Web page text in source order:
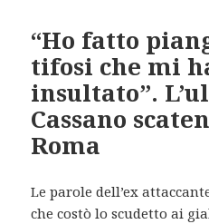
“Ho fatto
tifosi che mi
insultato”.
Cassano
Roma
Le parole dell’ex
che costò lo scudetto ai